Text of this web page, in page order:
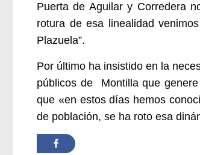
Puerta de Aguilar y Corredera
rotura de esa linealidad
Plazuela”.
Por último ha insistido en la
públicos de Montilla que
que «en estos días hemos
de población, se ha roto esa